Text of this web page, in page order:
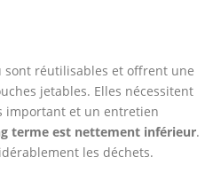
sont réutilisables et offrent une
jetables. Elles nécessitent
important et un entretien
terme est nettement inférieur.
les déchets.